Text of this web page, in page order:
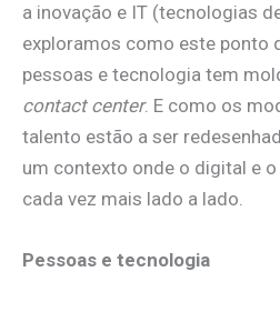
a inovação e IT (tecnologias
exploramos como este ponto
pessoas e tecnologia tem
contact center. E como os
talento estão a ser
um contexto onde o digital e
cada vez mais lado a lado.
Pessoas e tecnologia